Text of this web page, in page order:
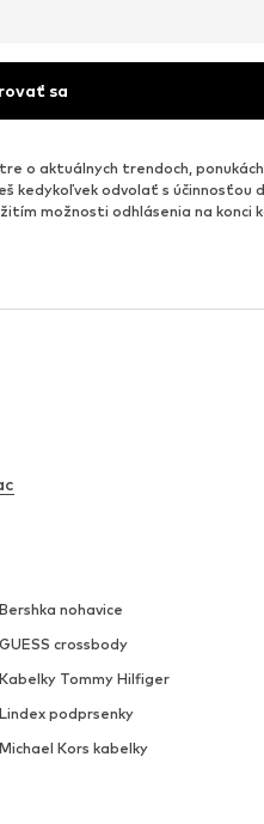
sa
o aktuálnych trendoch, ponukách
kedykoľvek odvolať s účinnosťou
možnosti odhlásenia na konci
Bershka nohavice
GUESS crossbody
Kabelky Tommy Hilfiger
Lindex podprsenky
Michael Kors kabelky